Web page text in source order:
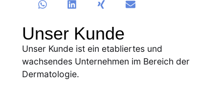
Unser Kunde
Unser Kunde ist ein etabliertes und
wachsendes Unternehmen im Bereich der
Dermatologie.